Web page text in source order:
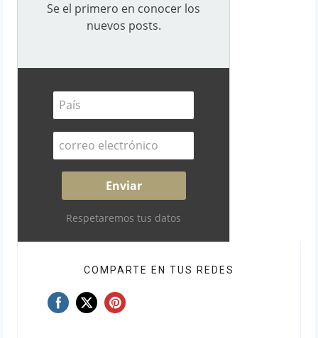
Se el primero en conocer los
nuevos posts.
Respetaremos tus datos
COMPARTE EN TUS REDES